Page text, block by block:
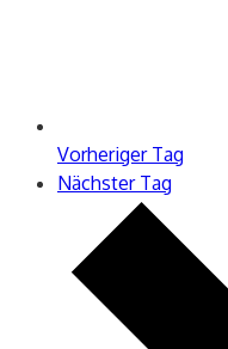
Vorheriger Tag
Nächster Tag